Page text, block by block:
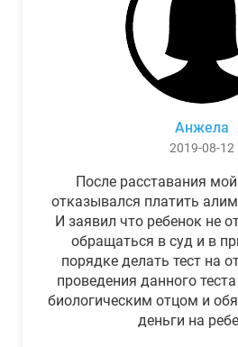
Анжела
2019-08-12
После расставания
отказывался платить
И заявил что ребенок не
обращаться в суд и в
порядке делать тест на
проведения данного
биологическим отцом и
деньги на